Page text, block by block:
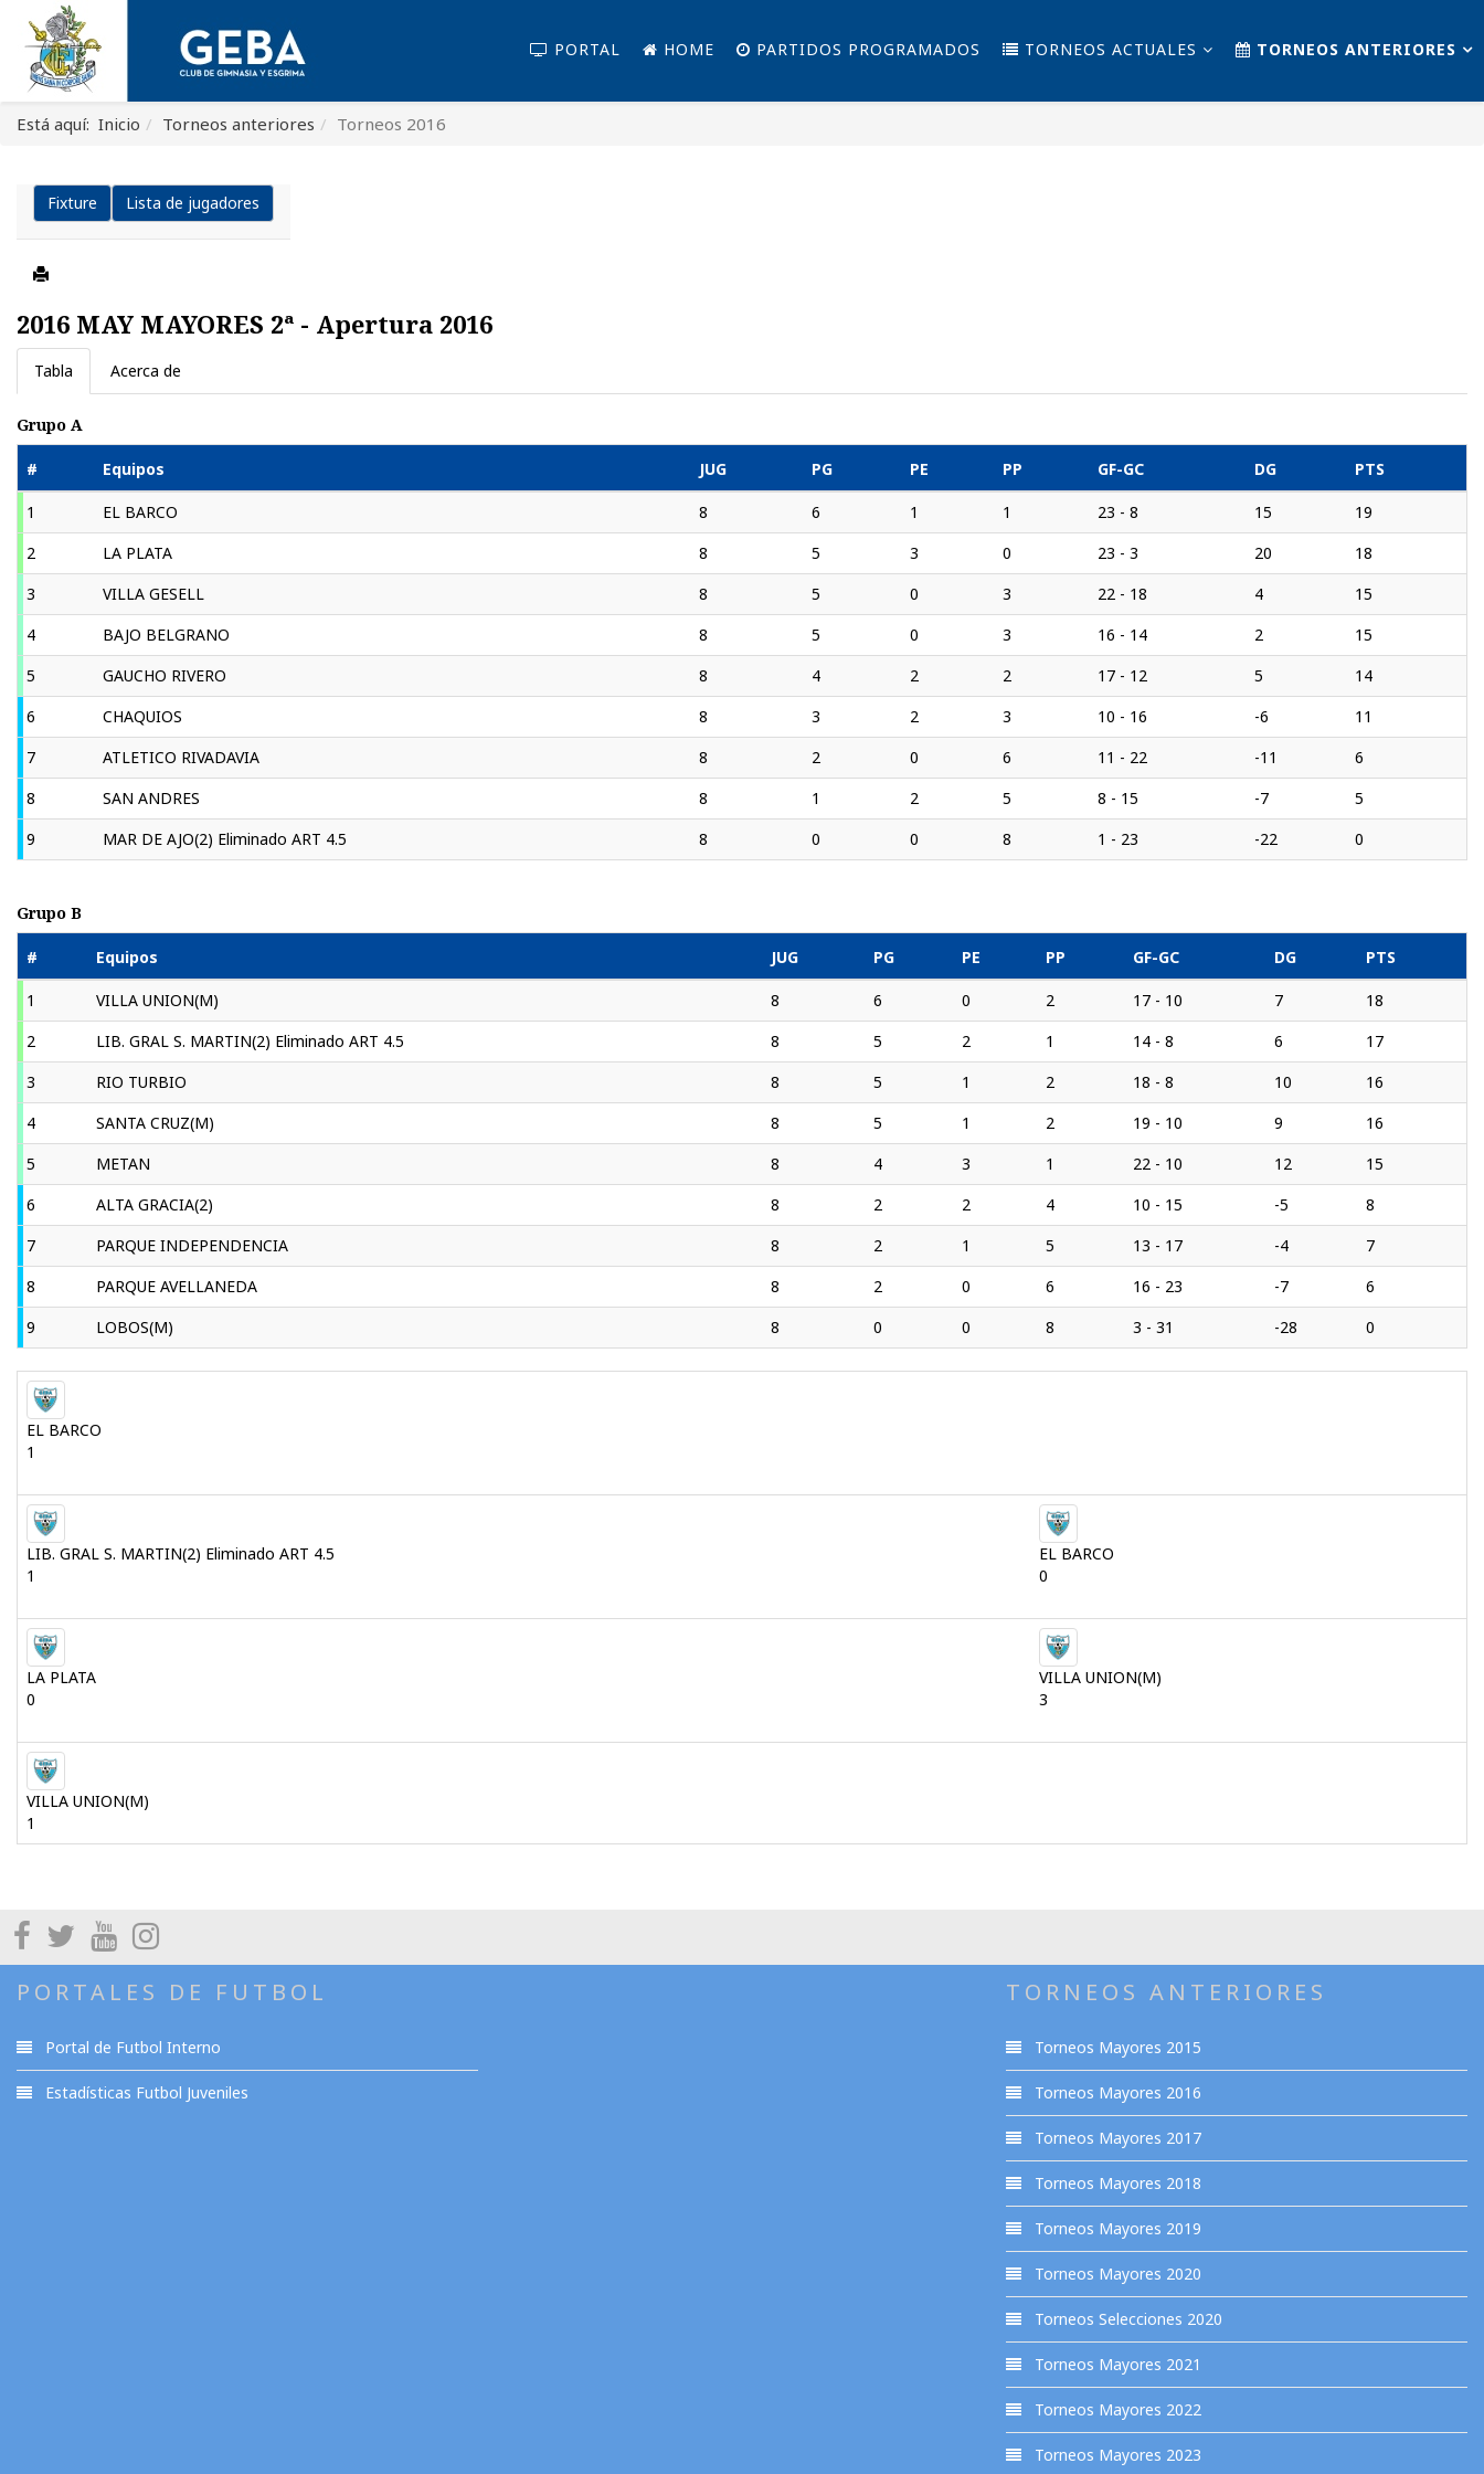
PORTAL HOME PARTIDOS PROGRAMADOS TORNEOS ACTUALES TORNEOS ANTERIORES
Está aquí: Inicio Torneos anteriores Torneos 2016
Fixture Lista de jugadores
2016 MAY MAYORES 2ª - Apertura 2016
Tabla Acerca de
Grupo A
# Equipos JUG PG PE PP GF-GC DG PTS
1 EL BARCO 8 6 1 1 23 - 8 15
19
2
LA PLATA 8 5 3 0 23 - 3 20
18
3
VILLA GESELL 8 5 0 3 22 - 18 4
15
4
BAJO BELGRANO 8 5 0 3 16 - 14 2
15
5
GAUCHO RIVERO 8 4 2 2 17 - 12 5
14
6
CHAQUIOS 8 3 2 3 10 - 16 -6
11
7
ATLETICO RIVADAVIA 8 2 0 6 11 - 22 -11
6
8
SAN ANDRES 8 1 2 5 8 - 15 -7
5
9
MAR DE AJO(2) Eliminado ART 4.5 8 0 0 8 1 - 23 -22 0
Grupo B
# Equipos JUG PG PE PP GF-GC DG PTS
1 VILLA UNION(M) 8 6 0 2 17 - 10 7
18
2
LIB. GRAL S. MARTIN(2) Eliminado ART 4.5 8 5 2 1 14 - 8 6
17
3
RIO TURBIO 8 5 1 2 18 - 8 10
16
4
SANTA CRUZ(M) 8 5 1 2 19 - 10 9
16
5
METAN 8 4 3 1 22 - 10 12
15
6
ALTA GRACIA(2) 8 2 2 4 10 - 15 -5
8
7
PARQUE INDEPENDENCIA 8 2 1 5 13 - 17 -4
7
8
PARQUE AVELLANEDA 8 2 0 6 16 - 23 -7
6
9
LOBOS(M) 8 0 0 8 3 - 31 -28 0
EL BARCO
1
LIB. GRAL S. MARTIN(2) Eliminado ART 4.5
1
EL BARCO
0
LA PLATA
0
VILLA UNION(M)
3
VILLA UNION(M)
1
PORTALES DE FUTBOL
Portal de Futbol Interno
Estadísticas Futbol Juveniles
TORNEOS ANTERIORES
Torneos Mayores 2015
Torneos Mayores 2016
Torneos Mayores 2017
Torneos Mayores 2018
Torneos Mayores 2019
Torneos Mayores 2020
Torneos Selecciones 2020
Torneos Mayores 2021
Torneos Mayores 2022
Torneos Mayores 2023